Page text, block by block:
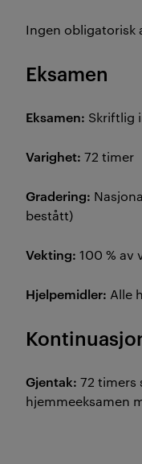
Ingen obligatorisk
Eksamen
Eksamen: Skriftlig
Varighet: 72 timer
Gradering:
bestått)
Vekting: 100 % av
Hjelpemidler: Alle
Gjentak: 72 timers
hjemmeeksamen